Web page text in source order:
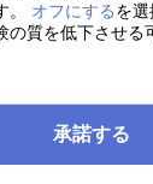
。 オフにするを
の質を低下させる
承諾する